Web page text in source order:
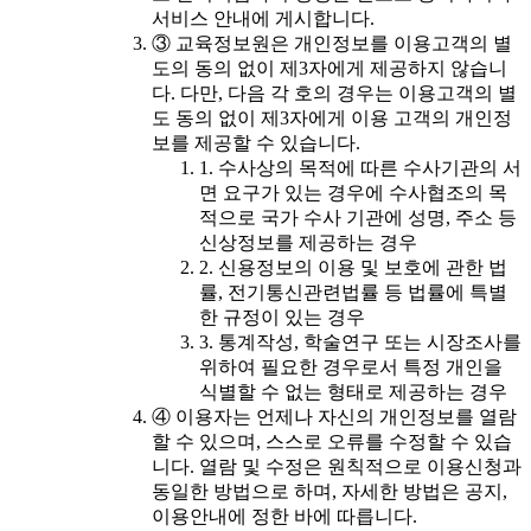
서비스 안내에 게시합니다.
③ 교육정보원은 개인정보를 이용고객의 별
도의 동의 없이 제3자에게 제공하지 않습니
다. 다만, 다음 각 호의 경우는 이용고객의 별
도 동의 없이 제3자에게 이용 고객의 개인정
보를 제공할 수 있습니다.
1. 수사상의 목적에 따른 수사기관의 서
면 요구가 있는 경우에 수사협조의 목
적으로 국가 수사 기관에 성명, 주소 등
신상정보를 제공하는 경우
2. 신용정보의 이용 및 보호에 관한 법
률, 전기통신관련법률 등 법률에 특별
한 규정이 있는 경우
3. 통계작성, 학술연구 또는 시장조사를
위하여 필요한 경우로서 특정 개인을
식별할 수 없는 형태로 제공하는 경우
④ 이용자는 언제나 자신의 개인정보를 열람
할 수 있으며, 스스로 오류를 수정할 수 있습
니다. 열람 및 수정은 원칙적으로 이용신청과
동일한 방법으로 하며, 자세한 방법은 공지,
이용안내에 정한 바에 따릅니다.